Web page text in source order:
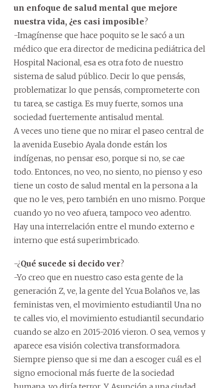
un enfoque de salud mental que mejore
nuestra vida, ¿es casi imposible?
-Imagínense que hace poquito se le sacó a un
médico que era director de medicina pediátrica del
Hospital Nacional, esa es otra foto de nuestro
sistema de salud público. Decir lo que pensás,
problematizar lo que pensás, comprometerte con
tu tarea, se castiga. Es muy fuerte, somos una
sociedad fuertemente antisalud mental.
A veces uno tiene que no mirar el paseo central de
la avenida Eusebio Ayala donde están los
indígenas, no pensar eso, porque si no, se cae
todo. Entonces, no veo, no siento, no pienso y eso
tiene un costo de salud mental en la persona a la
que no le ves, pero también en uno mismo. Porque
cuando yo no veo afuera, tampoco veo adentro.
Hay una interrelación entre el mundo externo e
interno que está superimbricado.
-¿Qué sucede si decido ver?
-Yo creo que en nuestro caso esta gente de la
generación Z, ve, la gente del Ycua Bolaños ve, las
feministas ven, el movimiento estudiantil Una no
te calles vio, el movimiento estudiantil secundario
cuando se alzo en 2015-2016 vieron. O sea, vemos y
aparece esa visión colectiva transformadora.
Siempre pienso que si me dan a escoger cuál es el
signo emocional más fuerte de la sociedad